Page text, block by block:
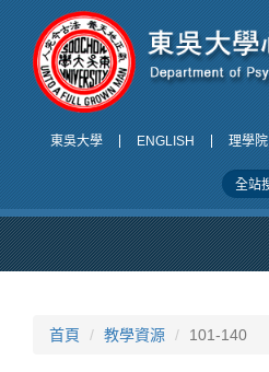
東吳大學 ENGLISH 理學院
首頁 教學資源 101-140